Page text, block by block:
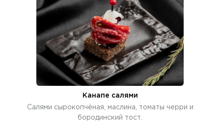
Канапе салями
Салями сырокопчёная, маслина, томаты черри и
бородинский тост.